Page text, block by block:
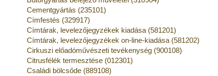
Cementgyártás (235101)
Címfestés (329917)
Címtárak, levelezőjegyzékek kiadása (581201)
Címtárak, levelezőjegyzékek on-line-kiadása (581202)
Cirkuszi előadóművészeti tevékenység (900108)
Citrusfélék termesztése (012301)
Családi bölcsőde (889108)